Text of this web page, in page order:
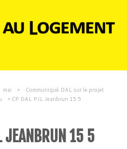
mai »
Communiqué DAL sur le projet
» CP DAL PJL Jeanbrun 15 5
JEANBRUN 15 5